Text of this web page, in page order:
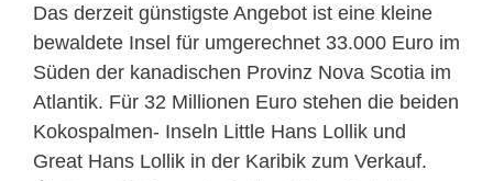
Das derzeit günstigste Angebot ist eine kleine
bewaldete Insel für umgerechnet 33.000 Euro im
Süden der kanadischen Provinz Nova Scotia im
Atlantik. Für 32 Millionen Euro stehen die beiden
Kokospalmen- Inseln Little Hans Lollik und
Great Hans Lollik in der Karibik zum Verkauf.